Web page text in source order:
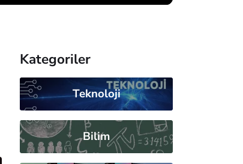
Kategoriler
Teknoloji
Bilim